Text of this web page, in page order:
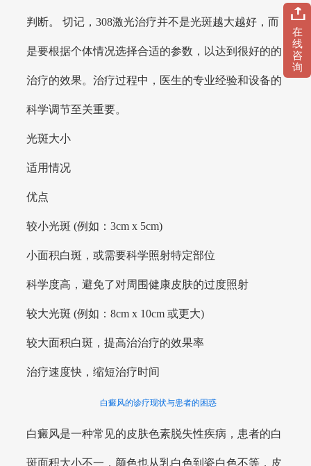
判断。 切记，308激光治疗并不是光斑越大越好，而
是要根据个体情况选择合适的参数，以达到很好的的
治疗的效果。治疗过程中，医生的专业经验和设备的
科学调节至关重要。
光斑大小
适用情况
优点
较小光斑 (例如：3cm x 5cm)
小面积白斑，或需要科学照射特定部位
科学度高，避免了对周围健康皮肤的过度照射
较大光斑 (例如：8cm x 10cm 或更大)
较大面积白斑，提高治治疗的效果率
治疗速度快，缩短治疗时间
白癜风的诊疗现状与患者的困惑
白癜风是一种常见的皮肤色素脱失性疾病，患者的白
斑面积大小不一，颜色也从乳白色到瓷白色不等，皮
在
线
咨
询